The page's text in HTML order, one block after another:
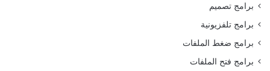
برامج تصميم
برامج تلفزيونية
برامج ضغط الملفات
برامج فتح الملفات